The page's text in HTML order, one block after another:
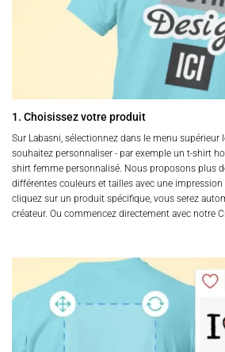
1. Choisissez votre produit
Sur Labasni, sélectionnez dans le menu
souhaitez personnaliser - par exemple un t-shirt
shirt femme personnalisé. Nous proposons plus
différentes couleurs et tailles avec une
cliquez sur un produit spécifique, vous serez
créateur. Ou commencez directement avec notre